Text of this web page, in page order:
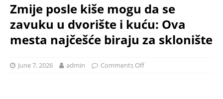
Zmije posle kiše mogu da se
zavuku u dvorište i kuću: Ova
mesta najčešće biraju za sklonište
June 7, 2026 admin Comments Off